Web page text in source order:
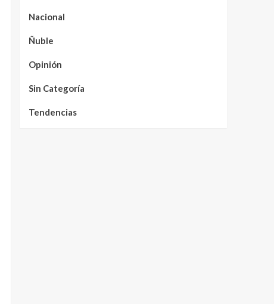
Nacional
Ñuble
Opinión
Sin Categoría
Tendencias